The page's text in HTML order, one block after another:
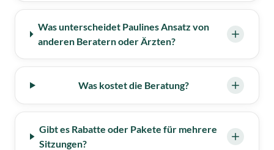
Was unterscheidet Paulines Ansatz von
anderen Beratern oder Ärzten?
Was kostet die Beratung?
Gibt es Rabatte oder Pakete für mehrere
Sitzungen?